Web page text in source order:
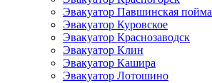
Эвакуатор Павшинская пойма
Эвакуатор Куровское
Эвакуатор Краснозаводск
Эвакуатор Клин
Эвакуатор Кашира
Эвакуатор Лотошино